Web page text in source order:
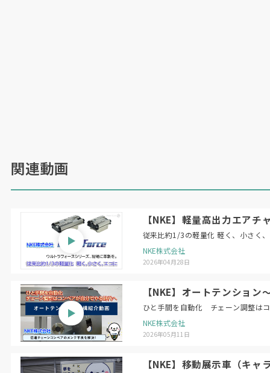
関連動画
【NKE】軽量高出力エア
従来比約1/3の軽量化 軽く、小さく
NKE株式会社
2026年04月28日
【NKE】オートテンショ
ひと手間を自動化 チェーン調整は
NKE株式会社
2026年05月11日
【NKE】移動展示車（キ